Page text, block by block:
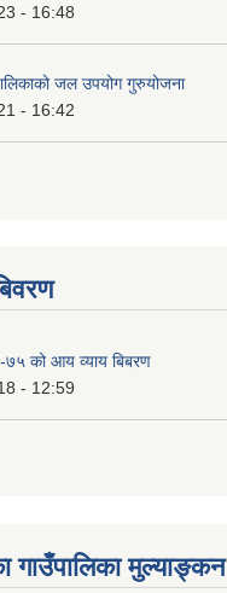
- 16:48
जल उपयोग गुरुयोजना
- 16:42
७५ को आय व्याय बिबरण
- 12:59
गाउँपालिका मुल्याङ्कन